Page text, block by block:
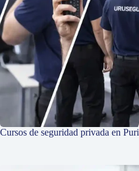
Cursos de seguridad privada en